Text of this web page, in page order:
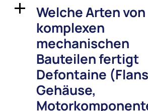
a
Welche Arten von
komplexen
mechanischen
Bauteilen fertigt
Defontaine
Gehäuse,